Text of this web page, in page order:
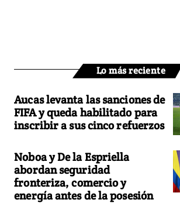
Lo más reciente
Aucas levanta las sanciones de
FIFA y queda habilitado para
inscribir a sus cinco refuerzos
Noboa y De la Espriella
abordan seguridad
fronteriza, comercio y
energía antes de la posesión